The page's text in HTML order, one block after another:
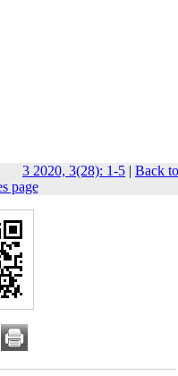
3 2020, 3(28): 1-5 | Back to
page